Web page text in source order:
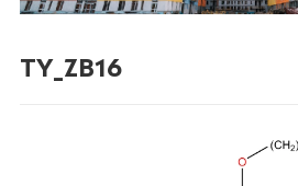
TY_ZB16